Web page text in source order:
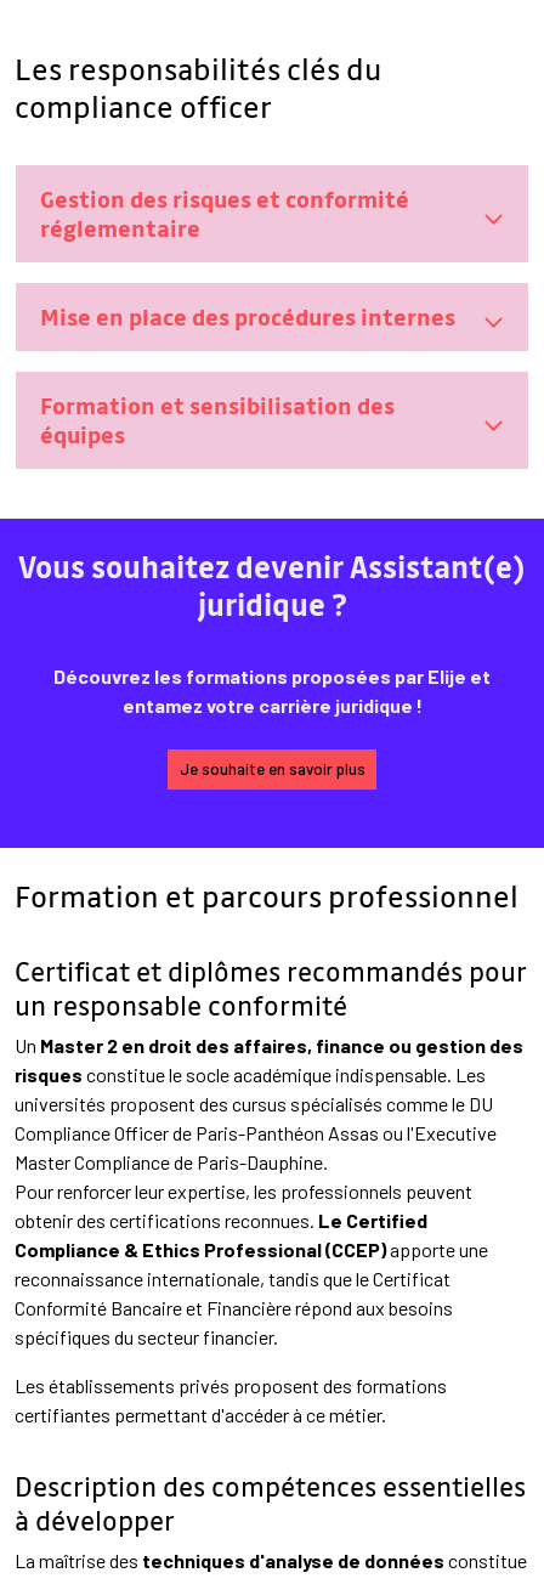
Les responsabilités clés du
compliance officer
Gestion des risques et conformité
réglementaire
Mise en place des procédures internes
Formation et sensibilisation des
équipes
Vous souhaitez devenir Assistant(e)
juridique ?
Découvrez les formations proposées par Elije et
entamez votre carrière juridique !
Je souhaite en savoir plus
Formation et parcours professionnel
Certificat et diplômes recommandés pour
un responsable conformité
Un Master 2 en droit des affaires, finance ou gestion des
risques constitue le socle académique indispensable. Les
universités proposent des cursus spécialisés comme le DU
Compliance Officer de Paris-Panthéon Assas ou l'Executive
Master Compliance de Paris-Dauphine.
Pour renforcer leur expertise, les professionnels peuvent
obtenir des certifications reconnues. Le Certified
Compliance & Ethics Professional (CCEP)apporte une
reconnaissance internationale, tandis que le Certificat
Conformité Bancaire et Financière répond aux besoins
spécifiques du secteur financier.
Les établissements privés proposent des formations
certifiantes permettant d'accéder à ce métier.
Description des compétences essentielles
à développer
La maîtrise des techniques d'analyse de données constitue